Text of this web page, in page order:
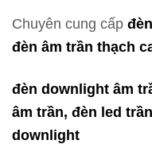
Chuyên cung cấp
đèn âm trần thạch
đèn downlight âm
âm trần, đèn led
downlight